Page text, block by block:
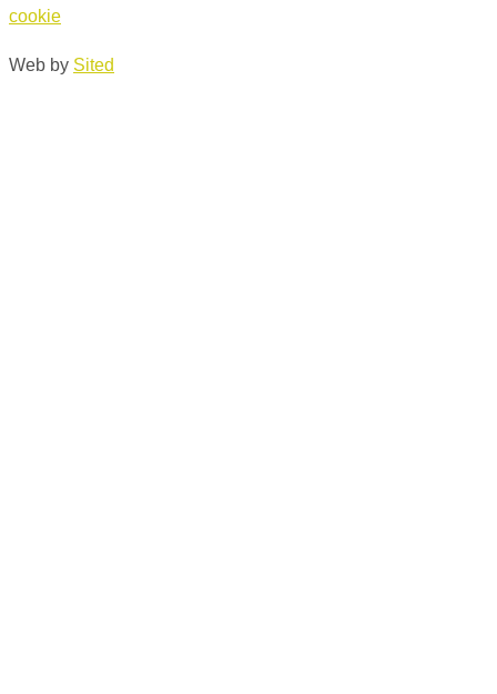
cookie
Web by Sited